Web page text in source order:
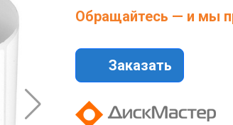
Обращайтесь — и мы
Заказать